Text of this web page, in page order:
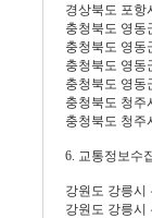
경상북도 포항
충청북도 영동
충청북도 영동
충청북도 영동
충청북도 영동
충청북도 청주
충청북도 청주
6. 교통정보수
강원도 강릉시
강원도 강릉시